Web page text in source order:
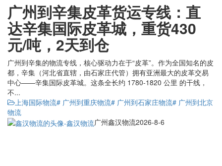
广州到辛集皮革货运专线：直
达辛集国际皮革城，重货430
元/吨，2天到仓
广州到辛集的物流专线，核心驱动力在于“皮革”。作为全国知名的皮
都，辛集（河北省直辖，由石家庄代管）拥有亚洲最大的皮革交易
中心——辛集国际皮革城。这条全长约 1780-1820 公里 的干线，
不...
上海国际物流# 广州到重庆物流# 广州到石家庄物流# 广州到北京
物流
广州鑫汉物流2026-8-6